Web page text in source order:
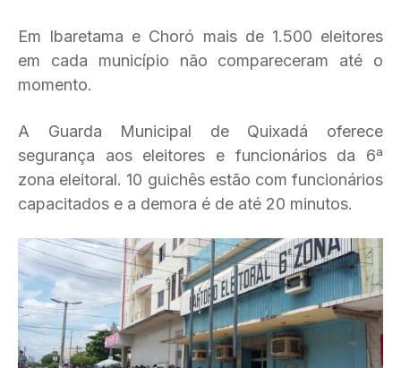
Em Ibaretama e Choró mais de 1.500 eleitores
em cada município não compareceram até o
momento.
A Guarda Municipal de Quixadá oferece
segurança aos eleitores e funcionários da 6ª
zona eleitoral. 10 guichês estão com funcionários
capacitados e a demora é de até 20 minutos.